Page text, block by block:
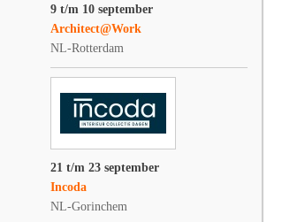
9 t/m 10 september
Architect@Work
NL-Rotterdam
21 t/m 23 september
Incoda
NL-Gorinchem